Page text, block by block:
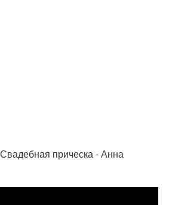
прическа - Анна